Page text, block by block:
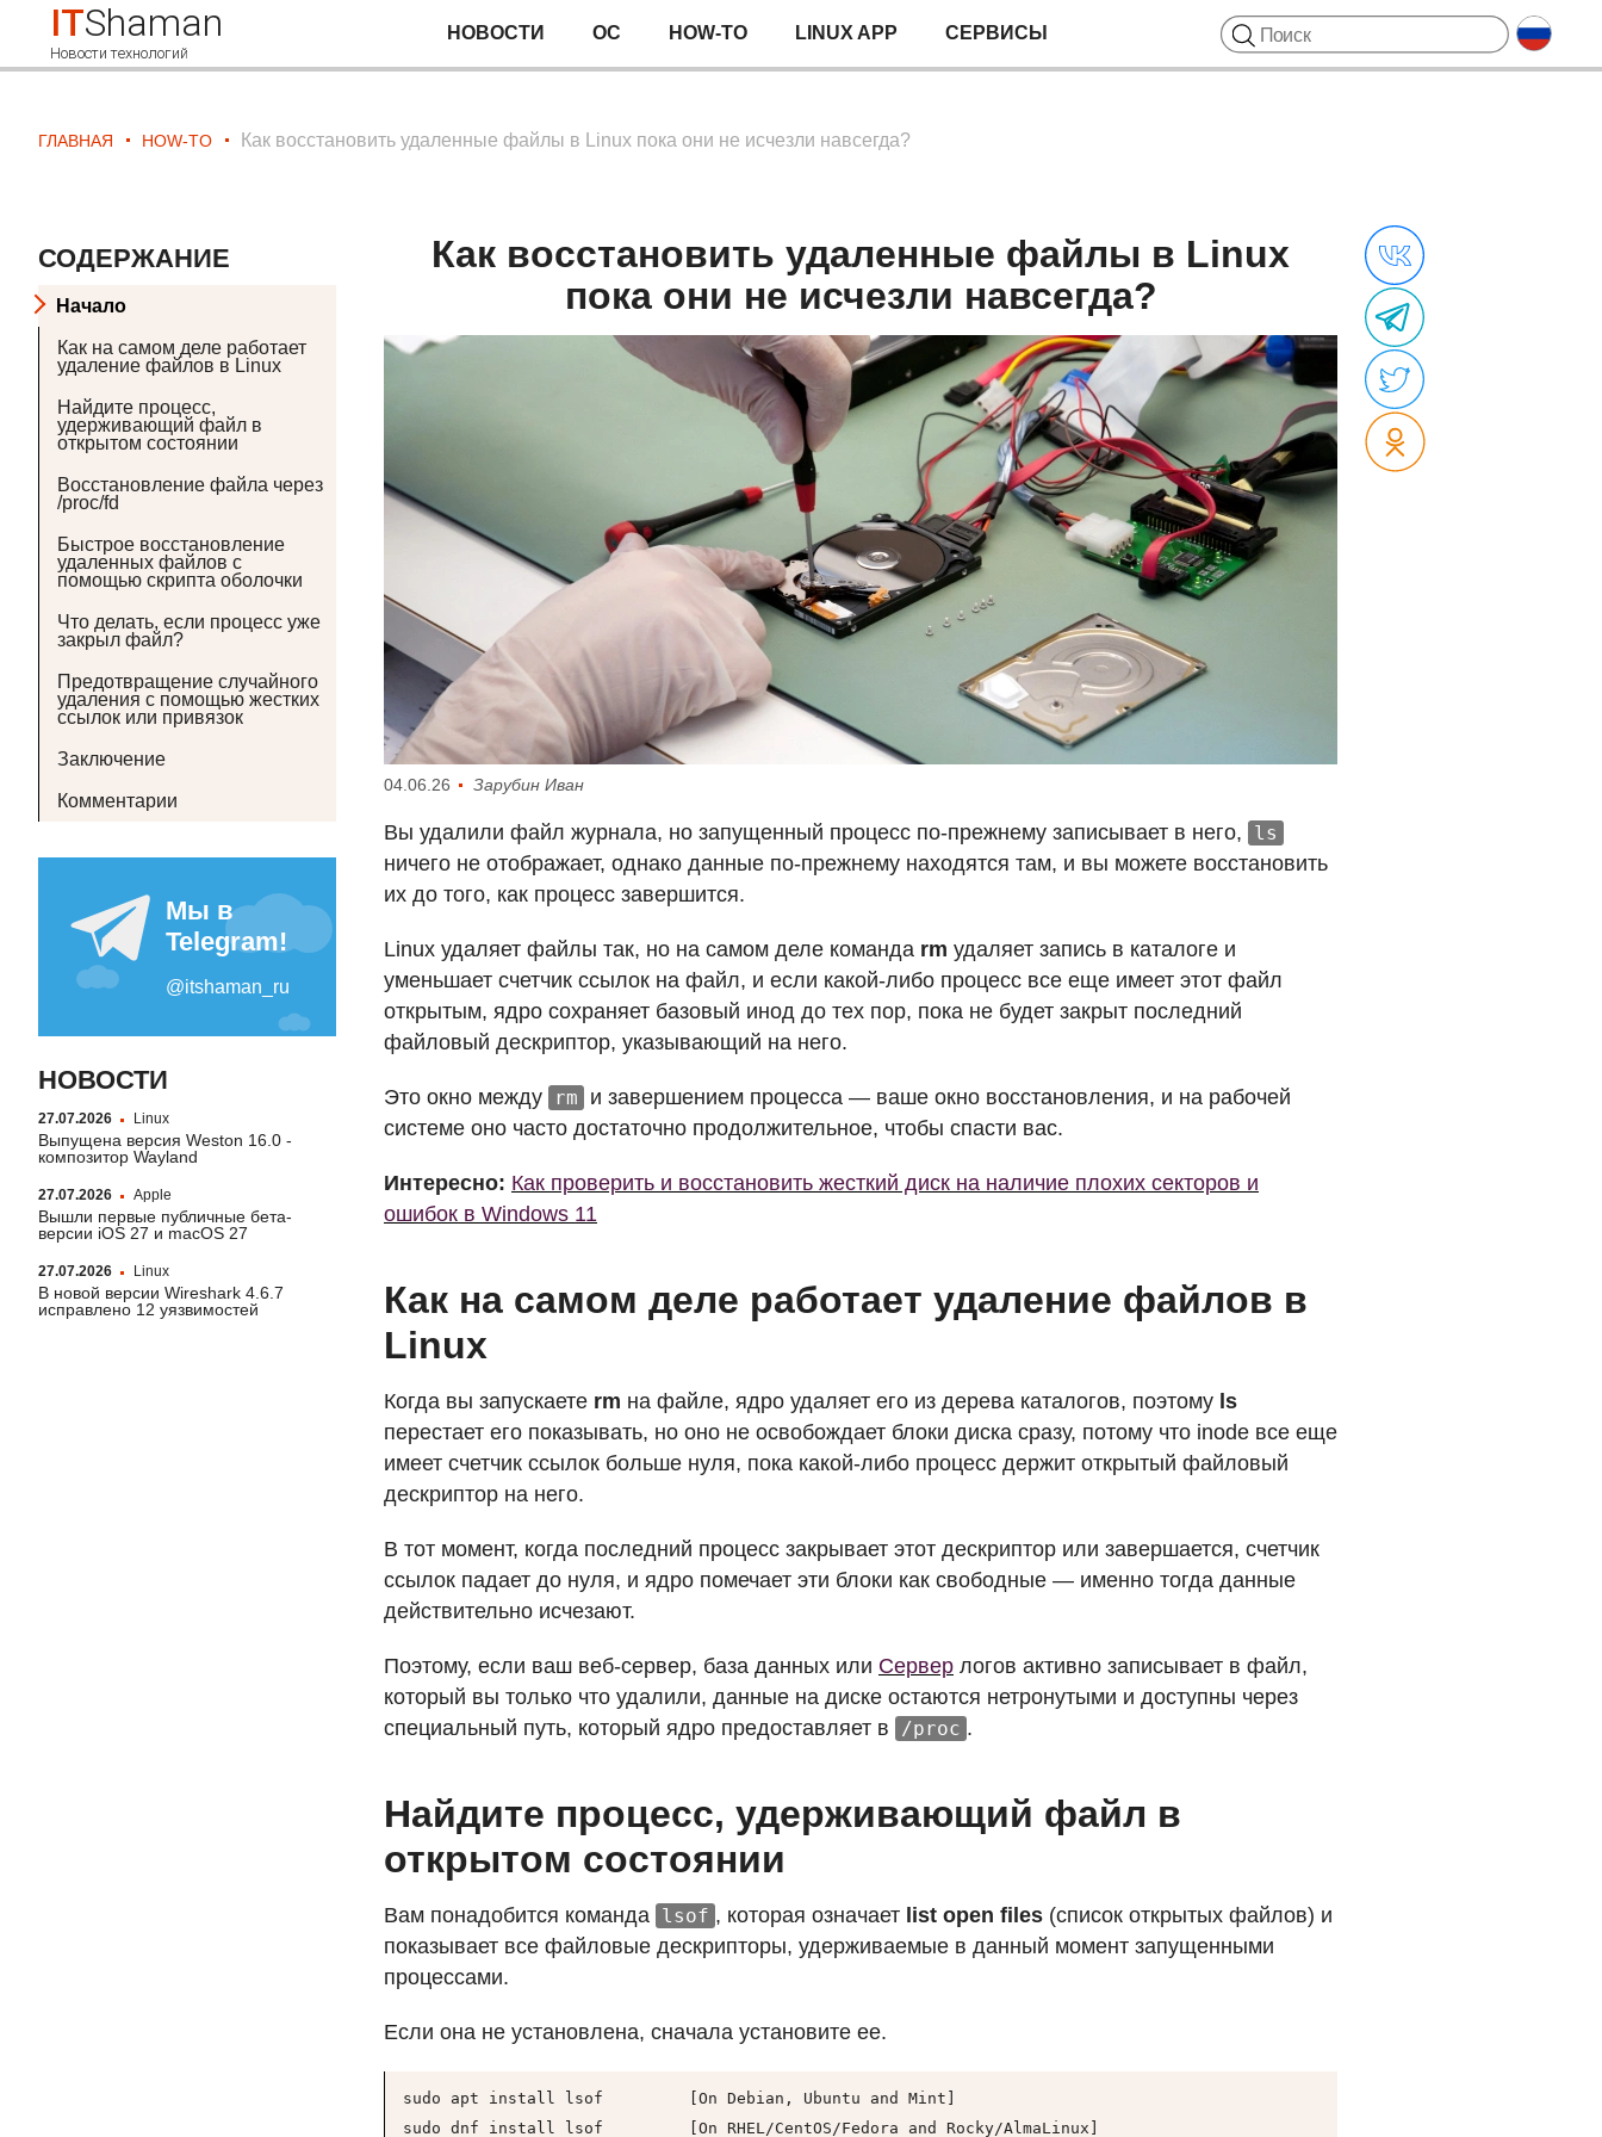
ITShaman
Новости технологий
НОВОСТИ ОС HOW-TO LINUX APP СЕРВИСЫ
ГЛАВНАЯ HOW-TO Как восстановить удаленные файлы в Linux пока они не исчезли навсегда?
СОДЕРЖАНИЕ
Начало
Как на самом деле работает
удаление файлов в Linux
Найдите процесс,
удерживающий файл в
открытом состоянии
Восстановление файла через
/proc/fd
Быстрое восстановление
удаленных файлов с
помощью скрипта оболочки
Что делать, если процесс уже
закрыл файл?
Предотвращение случайного
удаления с помощью жестких
ссылок или привязок
Заключение
Комментарии
НОВОСТИ
27.07.2026 Linux
Выпущена версия Weston 16.0 -
композитор Wayland
27.07.2026 Apple
Вышли первые публичные бета-
версии iOS 27 и macOS 27
27.07.2026 Linux
В новой версии Wireshark 4.6.7
исправлено 12 уязвимостей
Как восстановить удаленные файлы в Linux
пока они не исчезли навсегда?
04.06.26 Зарубин Иван
Вы удалили файл журнала, но запущенный процесс по-прежнему записывает в него, ls
ничего не отображает, однако данные по-прежнему находятся там, и вы можете восстановить
их до того, как процесс завершится.
Linux удаляет файлы так, но на самом деле команда rm удаляет запись в каталоге и
уменьшает счетчик ссылок на файл, и если какой-либо процесс все еще имеет этот файл
открытым, ядро сохраняет базовый инод до тех пор, пока не будет закрыт последний
файловый дескриптор, указывающий на него.
Это окно между rm
и завершением процесса — ваше окно восстановления, и на рабочей
системе оно часто достаточно продолжительное, чтобы спасти вас.
Интересно: Как проверить и восстановить жесткий диск на наличие плохих секторов и
ошибок в Windows 11
Как на самом деле работает удаление файлов в
Linux
Когда вы запускаете rm на файле, ядро удаляет его из дерева каталогов, поэтому ls
перестает его показывать, но оно не освобождает блоки диска сразу, потому что inode все еще
имеет счетчик ссылок больше нуля, пока какой-либо процесс держит открытый файловый
дескриптор на него.
В тот момент, когда последний процесс закрывает этот дескриптор или завершается, счетчик
ссылок падает до нуля, и ядро помечает эти блоки как свободные — именно тогда данные
действительно исчезают.
Поэтому, если ваш веб-сервер, база данных или Сервер логов активно записывает в файл,
который вы только что удалили, данные на диске остаются нетронутыми и доступны через
специальный путь, который ядро предоставляет в
/proc .
Найдите процесс, удерживающий файл в
открытом состоянии
Вам понадобится команда lsof , которая означает list open files (список открытых файлов) и
показывает все файловые дескрипторы, удерживаемые в данный момент запущенными
процессами.
Если она не установлена, сначала установите ее.
sudo apt install lsof         [On Debian, Ubuntu and Mint]
sudo dnf install lsof         [On RHEL/CentOS/Fedora and Rocky/AlmaLinux]